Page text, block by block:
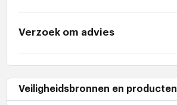
Verzoek om advies
Veiligheidsbronnen en producten